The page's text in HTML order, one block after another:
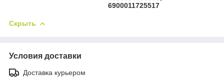
6900011725517
Скрыть
Условия доставки
Доставка курьером